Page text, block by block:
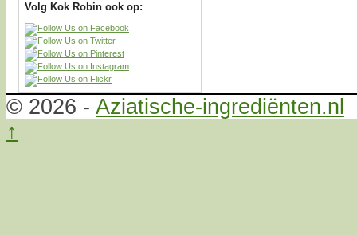
Volg Kok Robin ook op:
© 2026 - Aziatische-ingrediënten.nl
↑